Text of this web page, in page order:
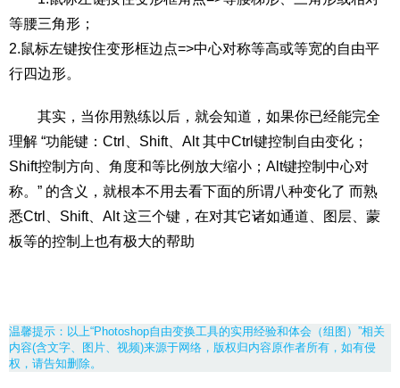
等腰三角形；
2.鼠标左键按住变形框边点=>中心对称等高或等宽的自由平
行四边形。
其实，当你用熟练以后，就会知道，如果你已经能完全
理解 “功能键：Ctrl、Shift、Alt 其中Ctrl键控制自由变化；
Shift控制方向、角度和等比例放大缩小；Alt键控制中心对
称。” 的含义，就根本不用去看下面的所谓八种变化了 而熟
悉Ctrl、Shift、Alt 这三个键，在对其它诸如通道、图层、蒙
板等的控制上也有极大的帮助
温馨提示：以上“Photoshop自由变换工具的实用经验和体会（组图）”相关
内容(含文字、图片、视频)来源于网络，版权归内容原作者所有，如有侵
权，请告知删除。